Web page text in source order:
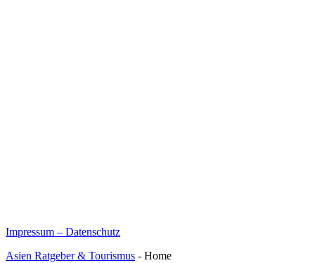
Impressum – Datenschutz
Asien Ratgeber & Tourismus - Home